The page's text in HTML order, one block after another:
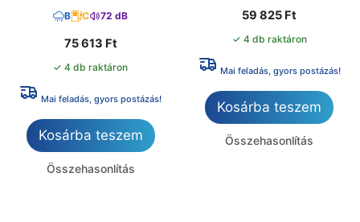
B C 72 dB
75 613 Ft
✓ 4 db raktáron
Mai feladás, gyors postázás!
Kosárba teszem
Összehasonlítás
59 825 Ft
✓ 4 db raktáron
Mai feladás, gyors postázás!
Kosárba teszem
Összehasonlítás